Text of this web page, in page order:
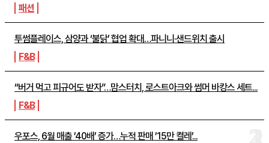
패션
투썸플레이스, 삼양과 ‘불닭’ 협업 확대…파니니·샌드위치 출시
F&B
“버거 먹고 피규어도 받자”…맘스터치, 로스트아크와 썸머 바캉스 세트...
F&B
우포스, 6월 매출 ’40배’ 증가…누적 판매 ’15만 켤레’...